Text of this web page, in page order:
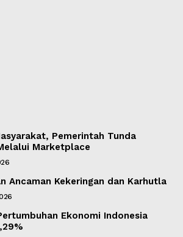
Pemerintah Tunda
Marketplace
Ancaman Kekeringan dan Karhutla
Ekonomi Indonesia